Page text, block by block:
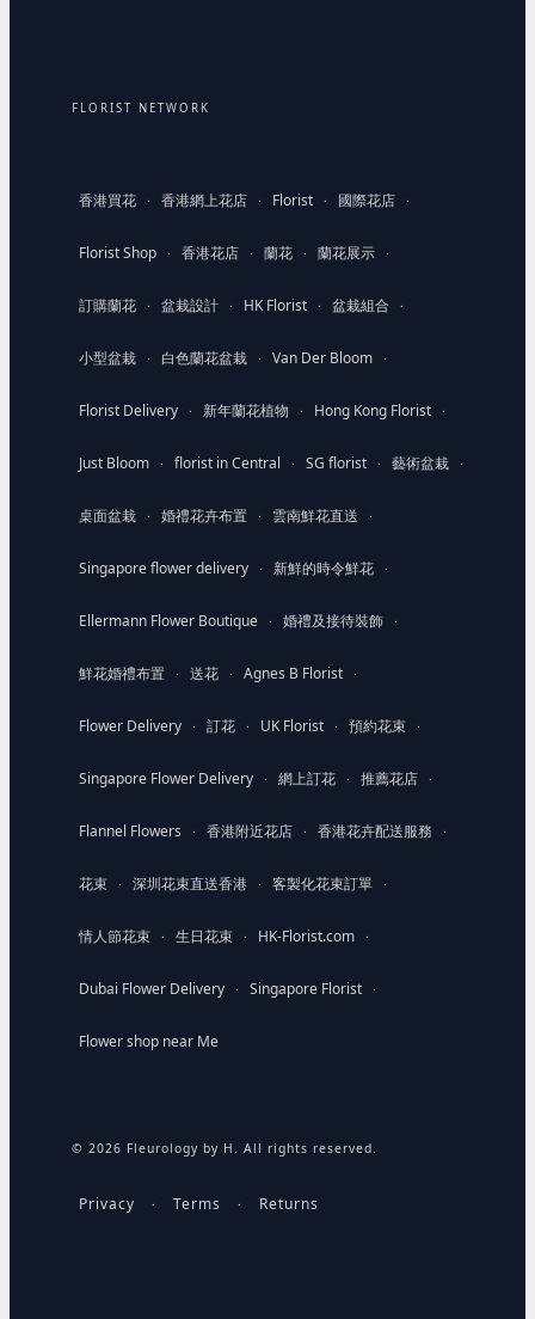
FLORIST NETWORK
香港買花 · 香港網上花店 · Florist · 國際花店 ·
Florist Shop · 香港花店 · 蘭花 · 蘭花展示 ·
訂購蘭花 · 盆栽設計 · HK Florist · 盆栽組合 ·
小型盆栽 · 白色蘭花盆栽 · Van Der Bloom ·
Florist Delivery · 新年蘭花植物 · Hong Kong Florist ·
Just Bloom · florist in Central · SG florist · 藝術盆栽 ·
桌面盆栽 · 婚禮花卉布置 · 雲南鮮花直送 ·
Singapore flower delivery · 新鮮的時令鮮花 ·
Ellermann Flower Boutique · 婚禮及接待裝飾 ·
鮮花婚禮布置 · 送花 · Agnes B Florist ·
Flower Delivery · 訂花 · UK Florist · 預約花束 ·
Singapore Flower Delivery · 網上訂花 · 推薦花店 ·
Flannel Flowers · 香港附近花店 · 香港花卉配送服務 ·
花束 · 深圳花束直送香港 · 客製化花束訂單 ·
情人節花束 · 生日花束 · HK-Florist.com ·
Dubai Flower Delivery · Singapore Florist ·
Flower shop near Me
© 2026 Fleurology by H. All rights reserved.
Privacy · Terms · Returns